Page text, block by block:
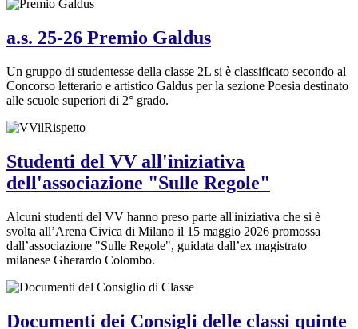
a.s. 25-26 Premio Galdus
Un gruppo di studentesse della classe 2L si è classificato secondo al
Concorso letterario e artistico Galdus per la sezione Poesia destinato
alle scuole superiori di 2° grado.
Studenti del VV all'iniziativa
dell'associazione "Sulle Regole"
Alcuni studenti del VV hanno preso parte all'iniziativa che si è
svolta all’Arena Civica di Milano il 15 maggio 2026 promossa
dall’associazione "Sulle Regole", guidata dall’ex magistrato
milanese Gherardo Colombo.
Documenti dei Consigli delle classi quinte